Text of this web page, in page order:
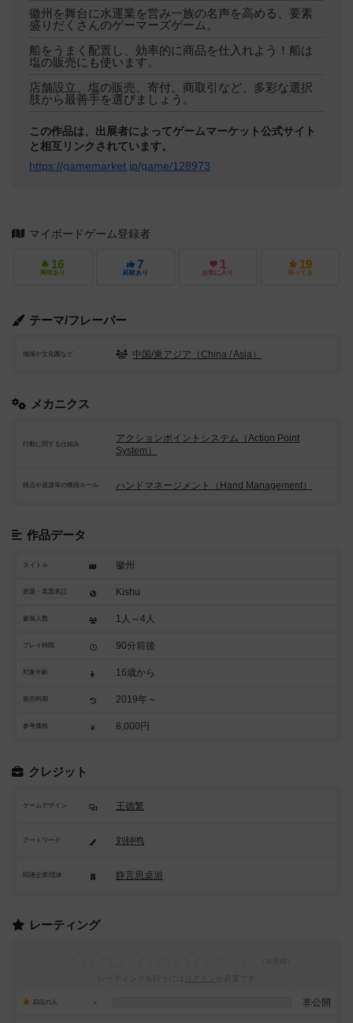
徽州を舞台に水運業を営み一族の名声を高める、要素
盛りだくさんのゲーマーズゲーム。
船をうまく配置し、効率的に商品を仕入れよう！船は
塩の販売にも使います。
店舗設立、塩の販売、寄付、商取引など、多彩な選択
肢から最善手を選びましょう。
この作品は、出展者によってゲームマーケット公式サイト
と相互リンクされています。
https://gamemarket.jp/game/128973
マイボードゲーム登録者
16
興味あり
7
経験あり
1
お気に入り
19
持ってる
テーマ/フレーバー
地域や文化圏など 中国/東アジア（China / Asia）
メカニクス
行動に関する仕組み
アクションポイントシステム（Action Point
System）
得点や資源等の獲得ルール ハンドマネージメント（Hand Management）
作品データ
タイトル 徽州
原題・英題表記 Kishu
参加人数 1人～4人
プレイ時間 90分前後
対象年齢 16歳から
発売時期 2019年～
参考価格 8,000円
クレジット
ゲームデザイン 王徳繁
アートワーク 刘钟鸣
関連企業/団体 静言思桌游
レーティング
10点の人 - 非公開